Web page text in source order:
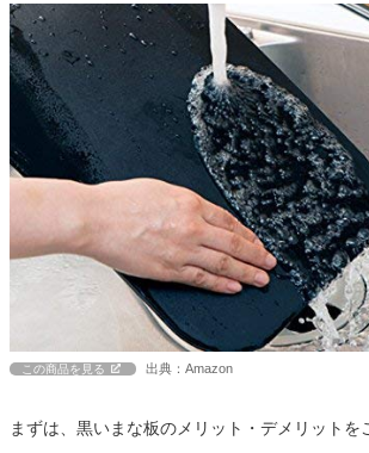
この商品を見る 出典：Amazon
まずは、黒いまな板のメリット・デメリットを